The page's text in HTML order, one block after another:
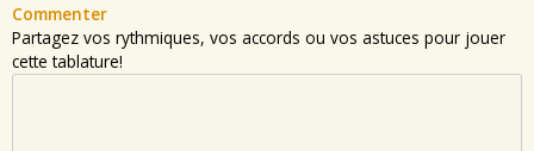
Commenter
Partagez vos rythmiques, vos accords ou vos astuces pour jouer
cette tablature!